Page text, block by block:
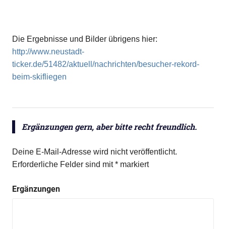
Die Ergebnisse und Bilder übrigens hier:
http://www.neustadt-
ticker.de/51482/aktuell/nachrichten/besucher-rekord-
beim-skifliegen
Ergänzungen gern, aber bitte recht freundlich.
Deine E-Mail-Adresse wird nicht veröffentlicht.
Erforderliche Felder sind mit* markiert
Ergänzungen